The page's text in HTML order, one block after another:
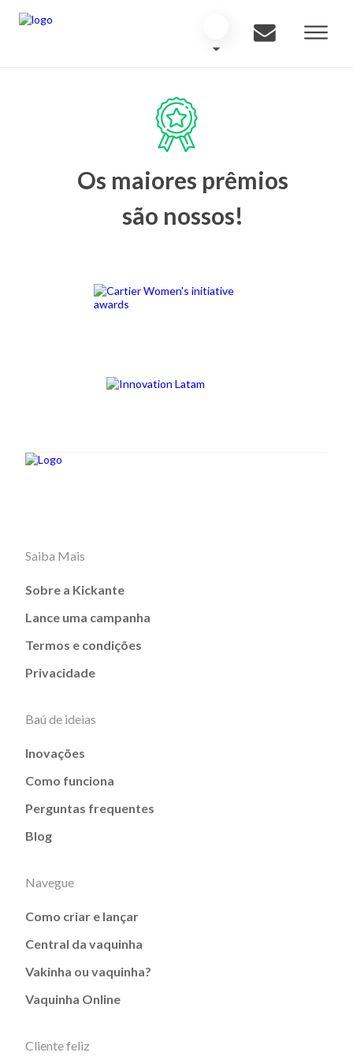
Os maiores prêmios
são nossos!
Saiba Mais
Sobre a Kickante
Lance uma campanha
Termos e condições
Privacidade
Baú de ideias
Inovações
Como funciona
Perguntas frequentes
Blog
Navegue
Como criar e lançar
Central da vaquinha
Vakinha ou vaquinha?
Vaquinha Online
Cliente feliz